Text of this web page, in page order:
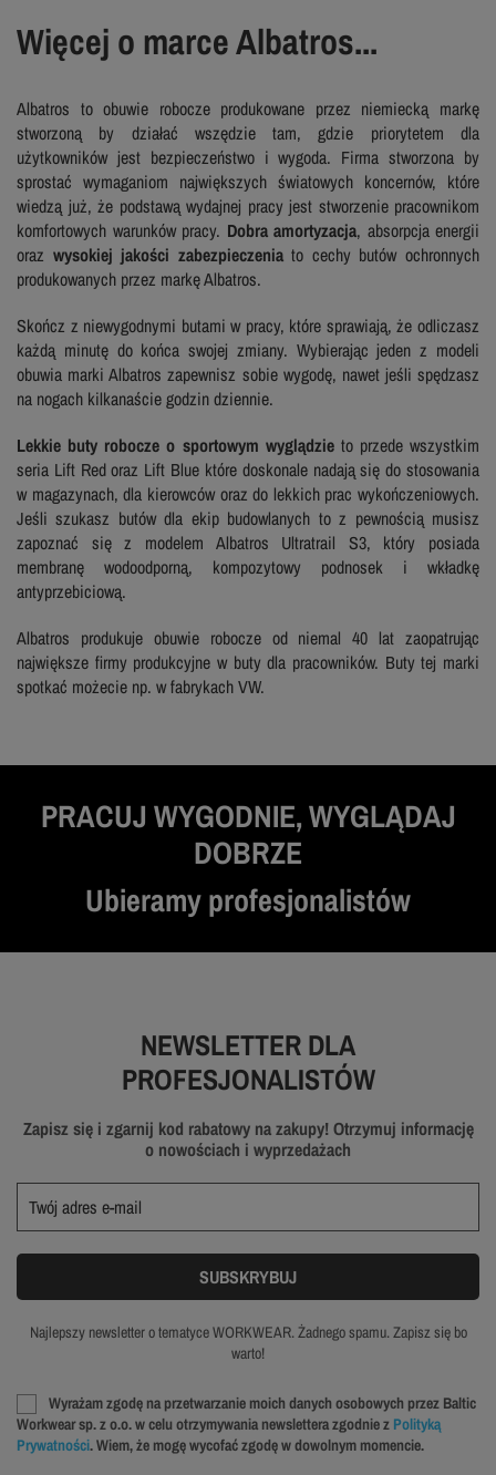
Więcej o marce Albatros...
Albatros to obuwie robocze produkowane przez niemiecką markę
stworzoną by działać wszędzie tam, gdzie priorytetem dla
użytkowników jest bezpieczeństwo i wygoda. Firma stworzona by
sprostać wymaganiom największych światowych koncernów, które
wiedzą już, że podstawą wydajnej pracy jest stworzenie pracownikom
komfortowych warunków pracy. Dobra amortyzacja, absorpcja energii
oraz wysokiej jakości zabezpieczeniato cechy butów ochronnych
produkowanych przez markę Albatros.
Skończ z niewygodnymi butami w pracy, które sprawiają, że odliczasz
każdą minutę do końca swojej zmiany. Wybierając jeden z modeli
obuwia marki Albatros zapewnisz sobie wygodę, nawet jeśli spędzasz
na nogach kilkanaście godzin dziennie.
Lekkie buty robocze o sportowym wyglądzieto przede wszystkim
seria Lift Red oraz Lift Blue które doskonale nadają się do stosowania
w magazynach, dla kierowców oraz do lekkich prac wykończeniowych.
Jeśli szukasz butów dla ekip budowlanych to z pewnością musisz
zapoznać się z modelem Albatros Ultratrail S3, który posiada
membranę wodoodporną, kompozytowy podnosek i wkładkę
antyprzebiciową.
Albatros produkuje obuwie robocze od niemal 40 lat zaopatrując
największe firmy produkcyjne w buty dla pracowników. Buty tej marki
spotkać możecie np. w fabrykach VW.
PRACUJ WYGODNIE, WYGLĄDAJ
DOBRZE
Ubieramy profesjonalistów
NEWSLETTER DLA
PROFESJONALISTÓW
Zapisz się i zgarnij kod rabatowy na zakupy! Otrzymuj informację
o nowościach i wyprzedażach
Najlepszy newsletter o tematyce WORKWEAR. Żadnego spamu. Zapisz się bo
warto!
Wyrażam zgodę na przetwarzanie moich danych osobowych przez Baltic
Workwear sp. z o.o. w celu otrzymywania newslettera zgodnie z Polityką
Prywatności. Wiem, że mogę wycofać zgodę w dowolnym momencie.